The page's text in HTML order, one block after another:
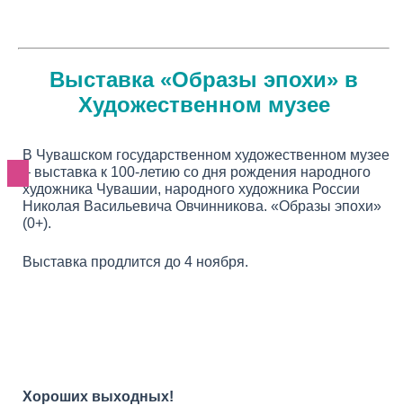
Выставка «Образы эпохи» в
Художественном музее
В Чувашском государственном художественном музее
– выставка к 100-летию со дня рождения народного
художника Чувашии, народного художника России
Николая Васильевича Овчинникова. «Образы эпохи»
(0+).
Выставка продлится до 4 ноября.
Хороших выходных!